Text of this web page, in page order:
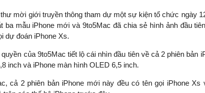
mời giới truyền thông tham dự một sự kiện tổ chức ngày
ba mẫu iPhone mới và 9to5Mac đã chia sẻ hình ảnh đầu
dự đoán iPhone Xs.
của 9to5Mac tiết lộ cái nhìn đầu tiên về cả 2 phiên bản
inch và iPhone màn hình OLED 6,5 inch.
cả 2 phiên bản iPhone mới này đều có tên gọi iPhone